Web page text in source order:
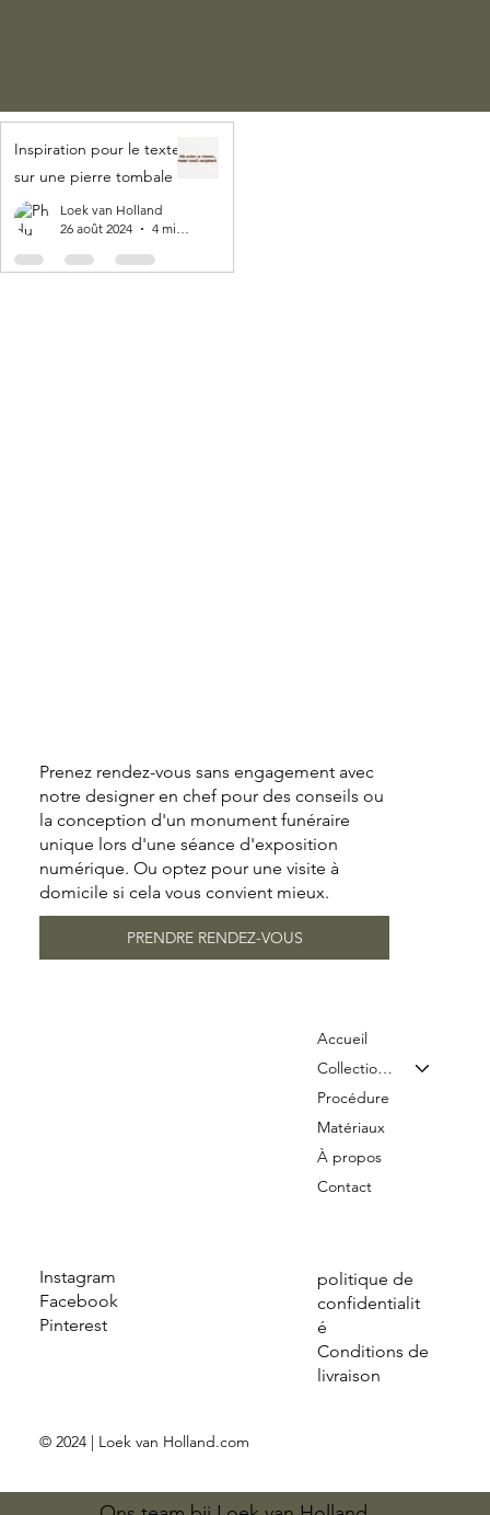
Inspiration pour le texte
sur une pierre tombale
Loek van Holland
26 août 2024
4 min de lecture
Instagram
Facebook
Pinterest
politique de
confidentialit
é
Conditions de
livraison
Accueil
Collection & Tarifs
Procédure
Matériaux
À propos
Contact
© 2024 | Loek van Holland.com
Prenez rendez-vous sans engagement avec
notre designer en chef pour des conseils ou
la conception d'un monument funéraire
unique lors d'une séance d'exposition
numérique. Ou optez pour une visite à
domicile si cela vous convient mieux.
PRENDRE RENDEZ-VOUS